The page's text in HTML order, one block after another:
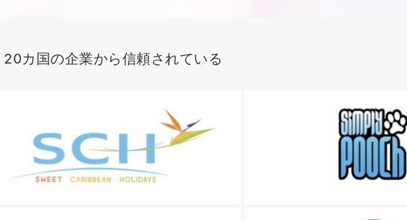
20カ国の企業から信頼されている